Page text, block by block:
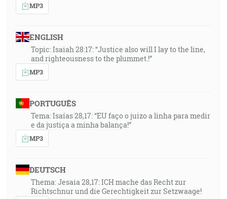
MP3
ENGLISH
Topic: Isaiah 28:17: “Justice also will I lay to the line,
and righteousness to the plummet.!”
MP3
PORTUGUÊS
Tema: Isaías 28,17: “EU faço o juizo a linha para medir
e da justiça a minha balança!”
MP3
DEUTSCH
Thema: Jesaia 28,17: ICH mache das Recht zur
Richtschnur und die Gerechtigkeit zur Setzwaage!